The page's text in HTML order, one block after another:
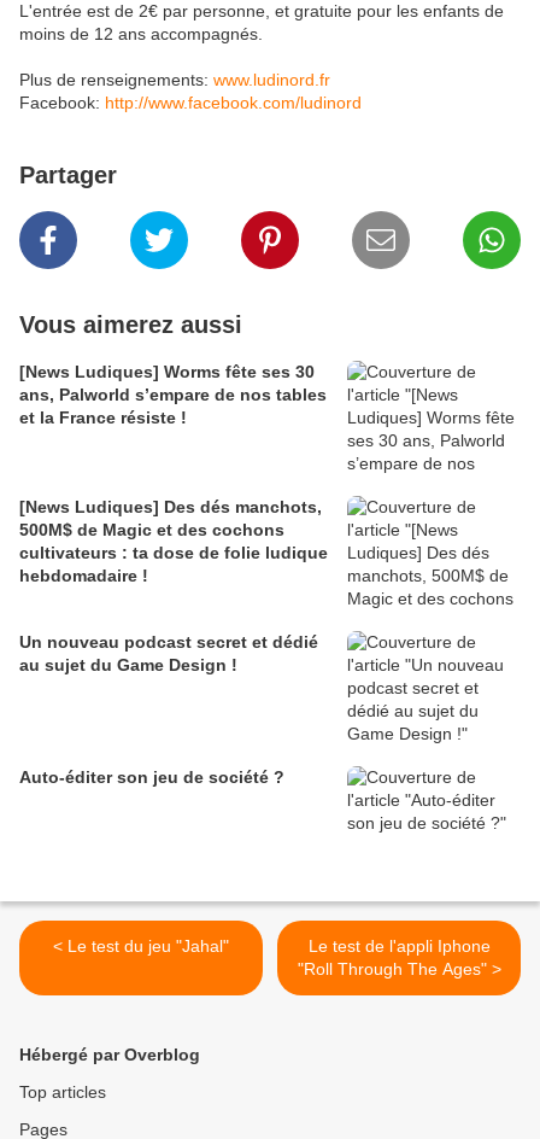
L'entrée est de 2€ par personne, et gratuite pour les enfants de
moins de 12 ans accompagnés.
Plus de renseignements: www.ludinord.fr
Facebook: http://www.facebook.com/ludinord
Partager
Vous aimerez aussi
[News Ludiques] Worms fête ses 30
ans, Palworld s’empare de nos tables
et la France résiste !
[News Ludiques] Des dés manchots,
500M$ de Magic et des cochons
cultivateurs : ta dose de folie ludique
hebdomadaire !
Un nouveau podcast secret et dédié
au sujet du Game Design !
Auto-éditer son jeu de société ?
< Le test du jeu "Jahal"
Le test de l'appli Iphone
"Roll Through The Ages" >
Hébergé par Overblog
Top articles
Pages